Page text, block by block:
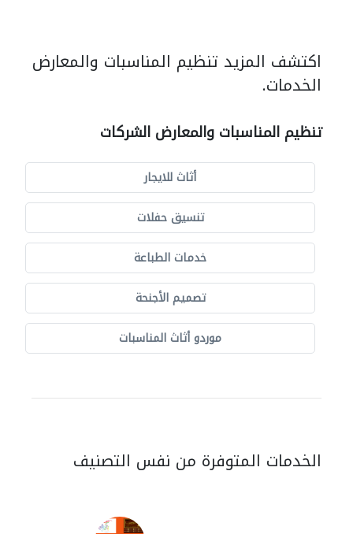
اكتشف المزيد تنظيم المناسبات والمعارض
الخدمات.
تنظيم المناسبات والمعارض الشركات
أثاث للايجار
تنسيق حفلات
خدمات الطباعة
تصميم الأجنحة
موردو أثاث المناسبات
الخدمات المتوفرة من نفس التصنيف